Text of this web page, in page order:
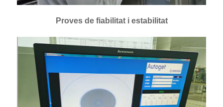
Proves de fiabilitat i estabilitat